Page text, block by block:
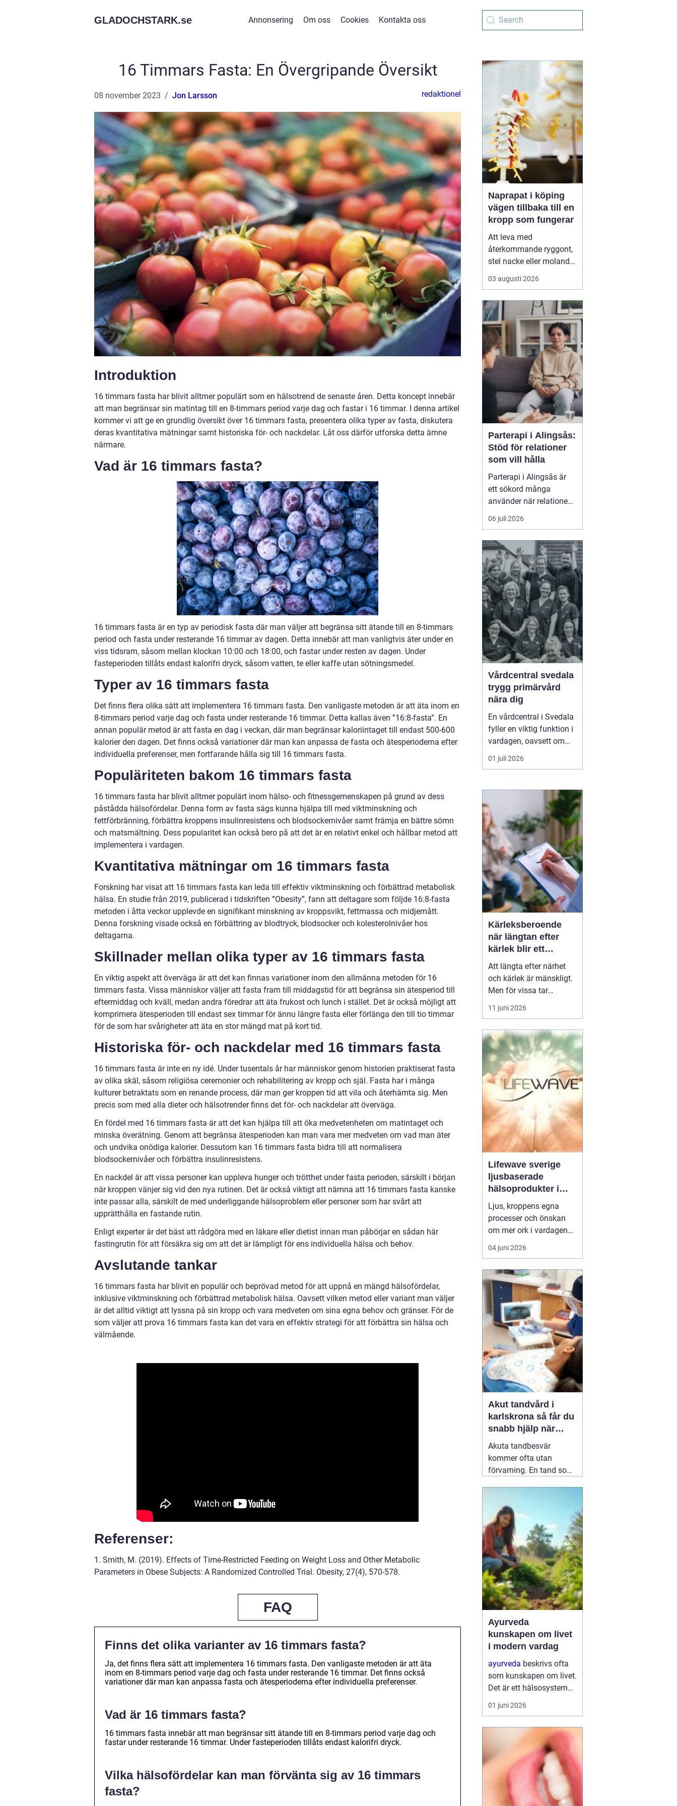
GLADOCHSTARK.se Annonsering Om oss Cookies Kontakta oss
16 Timmars Fasta: En Övergripande Översikt
08 november 2023 Jon Larsson redaktionel
Introduktion
16 timmars fasta har blivit alltmer populärt som en hälsotrend de senaste åren. Detta koncept innebär
att man begränsar sin matintag till en 8-timmars period varje dag och fastar i 16 timmar. I denna artikel
kommer vi att ge en grundlig översikt över 16 timmars fasta, presentera olika typer av fasta, diskutera
deras kvantitativa mätningar samt historiska för- och nackdelar. Låt oss därför utforska detta ämne
närmare.
Vad är 16 timmars fasta?
16 timmars fasta är en typ av periodisk fasta där man väljer att begränsa sitt ätande till en 8-timmars
period och fasta under resterande 16 timmar av dagen. Detta innebär att man vanligtvis äter under en
viss tidsram, såsom mellan klockan 10:00 och 18:00, och fastar under resten av dagen. Under
fasteperioden tillåts endast kalorifri dryck, såsom vatten, te eller kaffe utan sötningsmedel.
Typer av 16 timmars fasta
Det finns flera olika sätt att implementera 16 timmars fasta. Den vanligaste metoden är att äta inom en
8-timmars period varje dag och fasta under resterande 16 timmar. Detta kallas även ”16:8-fasta”. En
annan populär metod är att fasta en dag i veckan, där man begränsar kaloriintaget till endast 500-600
kalorier den dagen. Det finns också variationer där man kan anpassa de fasta och ätesperioderna efter
individuella preferenser, men fortfarande hålla sig till 16 timmars fasta.
Populäriteten bakom 16 timmars fasta
16 timmars fasta har blivit alltmer populärt inom hälso- och fitnessgemenskapen på grund av dess
påstådda hälsofördelar. Denna form av fasta sägs kunna hjälpa till med viktminskning och
fettförbränning, förbättra kroppens insulinresistens och blodsockernivåer samt främja en bättre sömn
och matsmältning. Dess popularitet kan också bero på att det är en relativt enkel och hållbar metod att
implementera i vardagen.
Kvantitativa mätningar om 16 timmars fasta
Forskning har visat att 16 timmars fasta kan leda till effektiv viktminskning och förbättrad metabolisk
hälsa. En studie från 2019, publicerad i tidskriften ”Obesity”, fann att deltagare som följde 16:8-fasta
metoden i åtta veckor upplevde en signifikant minskning av kroppsvikt, fettmassa och midjemått.
Denna forskning visade också en förbättring av blodtryck, blodsocker och kolesterolnivåer hos
deltagarna.
Skillnader mellan olika typer av 16 timmars fasta
En viktig aspekt att överväga är att det kan finnas variationer inom den allmänna metoden för 16
timmars fasta. Vissa människor väljer att fasta fram till middagstid för att begränsa sin ätesperiod till
eftermiddag och kväll, medan andra föredrar att äta frukost och lunch i stället. Det är också möjligt att
komprimera ätesperioden till endast sex timmar för ännu längre fasta eller förlänga den till tio timmar
för de som har svårigheter att äta en stor mängd mat på kort tid.
Historiska för- och nackdelar med 16 timmars fasta
16 timmars fasta är inte en ny idé. Under tusentals år har människor genom historien praktiserat fasta
av olika skäl, såsom religiösa ceremonier och rehabilitering av kropp och själ. Fasta har i många
kulturer betraktats som en renande process, där man ger kroppen tid att vila och återhämta sig. Men
precis som med alla dieter och hälsotrender finns det för- och nackdelar att överväga.
En fördel med 16 timmars fasta är att det kan hjälpa till att öka medvetenheten om matintaget och
minska överätning. Genom att begränsa ätesperioden kan man vara mer medveten om vad man äter
och undvika onödiga kalorier. Dessutom kan 16 timmars fasta bidra till att normalisera
blodsockernivåer och förbättra insulinresistens.
En nackdel är att vissa personer kan uppleva hunger och trötthet under fasta perioden, särskilt i början
när kroppen vänjer sig vid den nya rutinen. Det är också viktigt att nämna att 16 timmars fasta kanske
inte passar alla, särskilt de med underliggande hälsoproblem eller personer som har svårt att
upprätthålla en fastande rutin.
Enligt experter är det bäst att rådgöra med en läkare eller dietist innan man påbörjar en sådan här
fastingrutin för att försäkra sig om att det är lämpligt för ens individuella hälsa och behov.
Avslutande tankar
16 timmars fasta har blivit en populär och beprövad metod för att uppnå en mängd hälsofördelar,
inklusive viktminskning och förbättrad metabolisk hälsa. Oavsett vilken metod eller variant man väljer
är det alltid viktigt att lyssna på sin kropp och vara medveten om sina egna behov och gränser. För de
som väljer att prova 16 timmars fasta kan det vara en effektiv strategi för att förbättra sin hälsa och
välmående.
Referenser:
1. Smith, M. (2019). Effects of Time-Restricted Feeding on Weight Loss and Other Metabolic
Parameters in Obese Subjects: A Randomized Controlled Trial. Obesity, 27(4), 570-578.
FAQ
Finns det olika varianter av 16 timmars fasta?
Ja, det finns flera sätt att implementera 16 timmars fasta. Den vanligaste metoden är att äta
inom en 8-timmars period varje dag och fasta under resterande 16 timmar. Det finns också
variationer där man kan anpassa fasta och ätesperioderna efter individuella preferenser.
Vad är 16 timmars fasta?
16 timmars fasta innebär att man begränsar sitt ätande till en 8-timmars period varje dag och
fastar under resterande 16 timmar. Under fasteperioden tillåts endast kalorifri dryck.
Vilka hälsofördelar kan man förvänta sig av 16 timmars
fasta?
Naprapat i köping
vägen tillbaka till en
kropp som fungerar
Att leva med
återkommande ryggont,
stel nacke eller molande
värk i axlar och höfter
sliter på både ork och
länge innan de söker
hjälp, fast problemen
ofta går att påverka. En
naprapat i Köping kan
hjälpa till att hitta
orsaken bak...
03 augusti 2026
Parterapi i Alingsås:
Stöd för relationer
som vill hålla
Parterapi i Alingsås är
ett sökord många
använder när relationen
börjar skava och
vardagen känns mer
samarbete. När
konflikter upprepas,
tystnaden växer eller
avståndet kä...
06 juli 2026
Vårdcentral svedala
trygg primärvård
nära dig
En vårdcentral i Svedala
fyller en viktig funktion i
vardagen, oavsett om
det handlar om akuta
infektioner, långvariga
kring barnhälsa och
graviditet. När vården
samlas under ett tak blir
vägen mellan olika
mottagningar kortare...
01 juli 2026
Kärleksberoende
när längtan efter
kärlek blir ett
beroende
Att längta efter närhet
och kärlek är mänskligt.
Men för vissa tar
längtan över helt.
Relationer, förälskelser
rätta blir viktigare än
jobb, vänner, hälsa och
till och med den egna
säkerheten. Då handlar
det inte längre bara om
s...
11 juni 2026
Lifewave sverige
ljusbaserade
hälsoprodukter i
fokus
Ljus, kroppens egna
processer och önskan
om mer ork i vardagen
möts i ett växande
intresse för fototerapi
Sverige söker många
efter skonsamma
metoder som kan stödja
återhämtning, energi och
allmänt välbefinnande
utan ingrepp eller...
04 juni 2026
Akut tandvård i
karlskrona så får du
snabb hjälp när
tanden krisar
Akuta tandbesvär
kommer ofta utan
förvarning. En tand som
du knappt kan sova. En
fyllning kan lossna
lagom till helgen, eller en
tand kan skadas vid en
olycka. I sådana lägen
söker många på04 juni
2026
Ayurveda
kunskapen om livet
i modern vardag
ayurveda beskrivs ofta
som kunskapen om livet.
Det är ett hälsosystem
som betonar balans,
helhet och samspelet
omgivning. I stället för
att bara fokusera på
symtom försöker
ayurve...
01 juni 2026